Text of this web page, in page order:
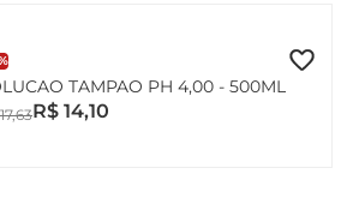
TAMPAO PH 4,00 - 500ML
17,63R$ 14,10